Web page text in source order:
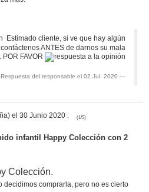
Estimado cliente, si ve que hay algún
ANTES de darnos su mala
FAVOR
Respuesta del responsable el 02 Jul. 2020
el 30 Junio 2020 : (1/5)
infantil Happy Colección con 2
Colección.
decidimos comprarla, pero no es cierto